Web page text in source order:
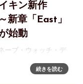
キン新作
新章「East」
始動
ーブ・ウォッチ・デ
アの独立時計師ブラ
続きを読む